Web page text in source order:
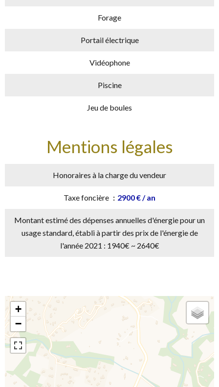
Forage
Portail électrique
Vidéophone
Piscine
Jeu de boules
Mentions légales
Honoraires à la charge du vendeur
Taxe foncière 2900 € / an
Montant estimé des dépenses annuelles d'énergie pour un
usage standard, établi à partir des prix de l'énergie de
l'année 2021 : 1940€ ~ 2640€
+
−